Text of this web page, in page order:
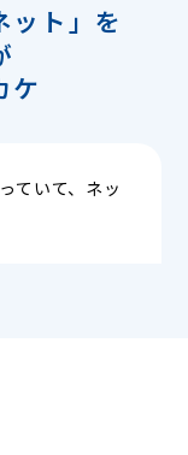
ット」を
ケ
ていて、ネッ